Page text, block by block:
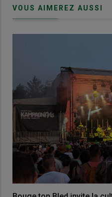
VOUS AIMEREZ AUSSI